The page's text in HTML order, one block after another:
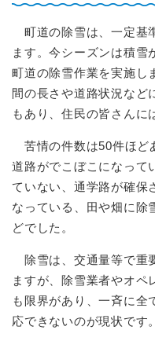
町道の除雪は、一定基
ます。今シーズンは積雪
町道の除雪作業を実施し
間の長さや道路状況など
もあり、住民の皆さんに
苦情の件数は50件ほど
道路がでこぼこになって
ていない、通学路が確保
なっている、田や畑に除
どでした。
除雪は、交通量等で重
ますが、除雪業者やオペ
も限界があり、一斉に全
応できないのが現状です。